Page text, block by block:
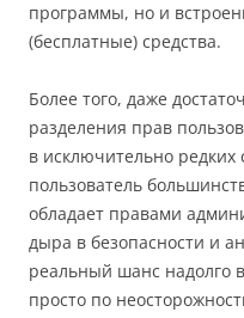
программы, но и
(бесплатные) средства.
Более того, даже
разделения прав
в исключительно
пользователь
обладает правами
дыра в безопасности и
реальный шанс надолго
просто по